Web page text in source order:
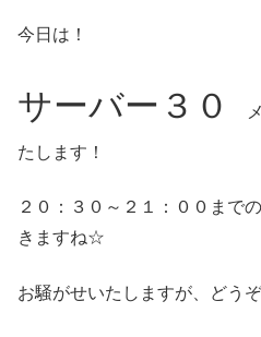
今日は！
サーバー３０ メ
たします！
２０：３０～２１：００まで
きますね☆
お騒がせいたしますが、どう